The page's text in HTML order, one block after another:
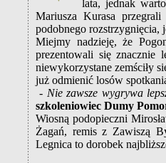
lata, jednak
Mariusza Kurasa
podobnego rozstrzygnięcia,
Miejmy nadzieję, że
prezentowali się znacznie
niewykorzystane zemściły
już odmienić losów
- Nie zawsze wygrywa
szkoleniowiec Dumy
Wiosną podopieczni
Żagań, remis z Zawiszą
Legnica to dorobek